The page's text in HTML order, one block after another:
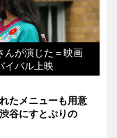
んが演じた＝映画
イバル上映
たメニューも用意
谷にすとぷりの